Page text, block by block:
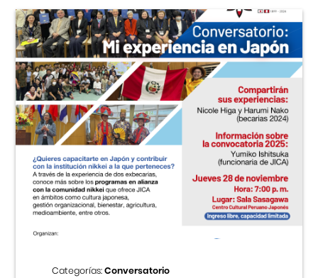
Categorías:Conversatorio